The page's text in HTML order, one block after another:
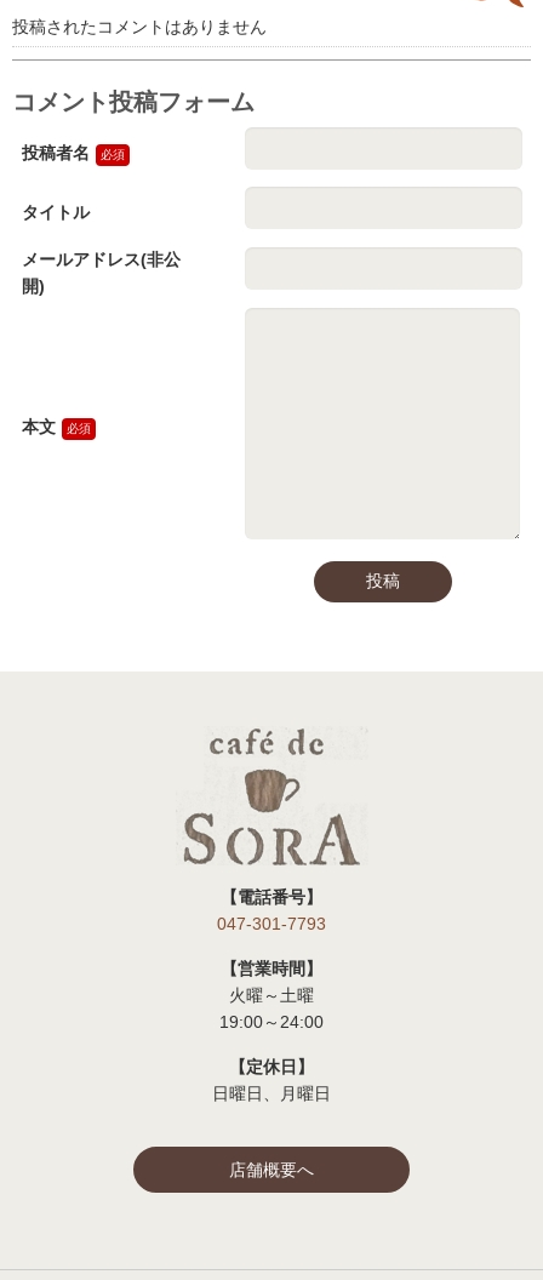
投稿されたコメントはありません
コメント投稿フォーム
投稿者名
タイトル
メールアドレス(非公
開)
本文
【電話番号】
047-301-7793
【営業時間】
火曜～土曜
19:00～24:00
【定休日】
日曜日、月曜日
店舗概要へ